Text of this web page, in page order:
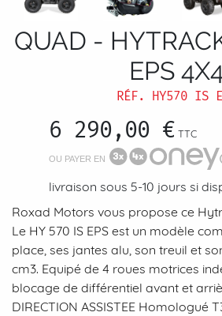
QUAD -
EPS
RÉF. HY570 IS
6 290,00 € TTC
OU PAYER EN
livraison sous 5-10 jours si
Roxad Motors vous propose ce
Le HY 570 IS EPS est un modèle
place, ses jantes alu, son treuil et
cm3. Equipé de 4 roues motrices
blocage de différentiel avant et
DIRECTION ASSISTEE Homologué